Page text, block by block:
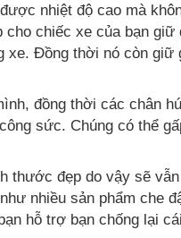
nhiệt độ cao mà
chiếc xe của bạn
xe. Đồng thời nó còn
đồng thời các chân
sức. Chúng có thể
thước đẹp do vậy sẽ
nhiều sản phẩm che
hỗ trợ bạn chống lại